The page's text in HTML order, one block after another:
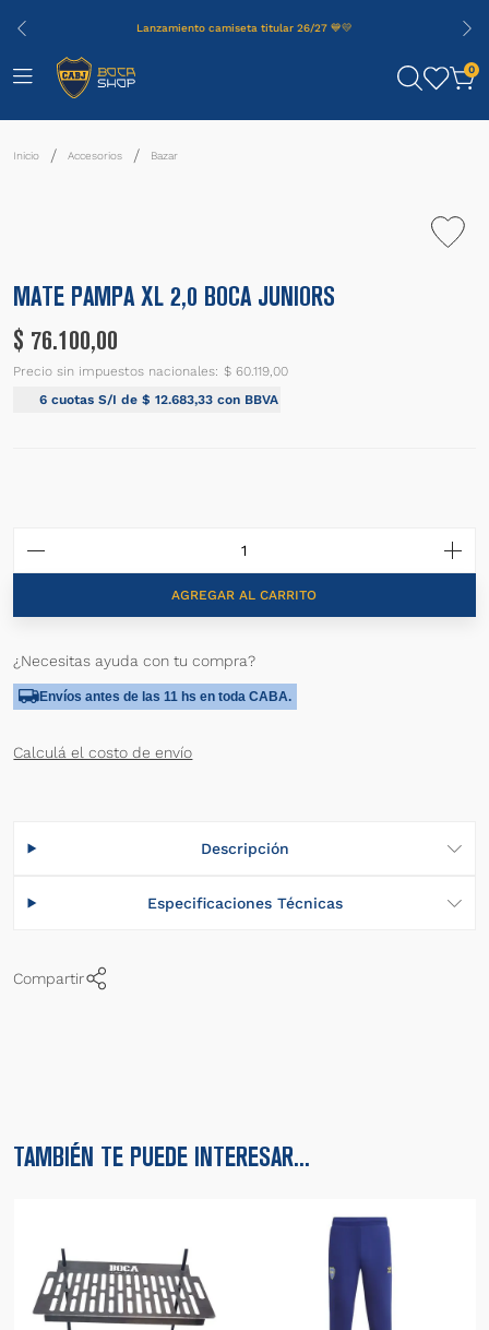
Lanzamiento camiseta titular 26/27 💙💛
0
Accesorios Bazar
MATE PAMPA XL 2,0 BOCA JUNIORS
$ 76.100,00
Precio sin impuestos nacionales: $ 60.119,00
6 cuotas S/I de$ 12.683,33 con BBVA
AGREGAR AL CARRITO
¿Necesitas ayuda con tu compra?
Envíos antes de las 11 hs en toda CABA.
Calculá el costo de envío
Descripción
Especificaciones Técnicas
Compartir
TAMBIÉN TE PUEDE INTERESAR...